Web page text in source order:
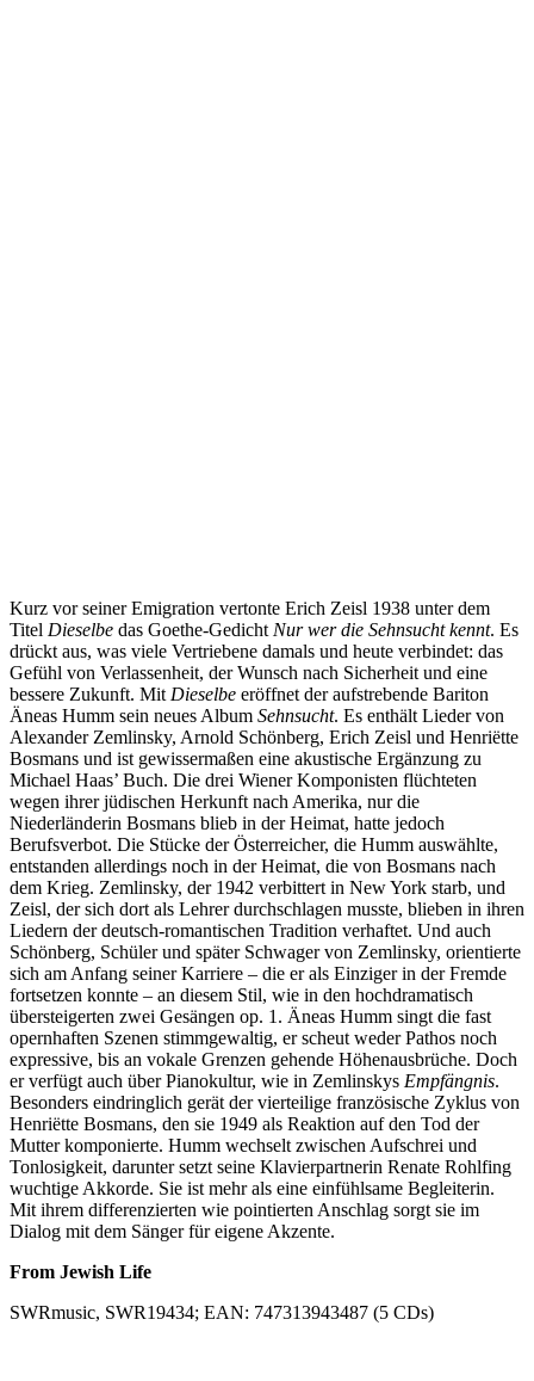
Kurz vor seiner Emigration vertonte Erich Zeisl 1938 unter dem
Titel Dieselbe das Goethe-Gedicht Nur wer die Sehnsucht kennt. Es
drückt aus, was viele Vertriebene damals und heute verbindet: das
Gefühl von Verlassenheit, der Wunsch nach Sicherheit und eine
bessere Zukunft. Mit Dieselbe eröffnet der aufstrebende Bariton
Äneas Humm sein neues Album Sehnsucht. Es enthält Lieder von
Alexander Zemlinsky, Arnold Schönberg, Erich Zeisl und Henriëtte
Bosmans und ist gewissermaßen eine akustische Ergänzung zu
Michael Haas’ Buch. Die drei Wiener Komponisten flüchteten
wegen ihrer jüdischen Herkunft nach Amerika, nur die
Niederländerin Bosmans blieb in der Heimat, hatte jedoch
Berufsverbot. Die Stücke der Österreicher, die Humm auswählte,
entstanden allerdings noch in der Heimat, die von Bosmans nach
dem Krieg. Zemlinsky, der 1942 verbittert in New York starb, und
Zeisl, der sich dort als Lehrer durchschlagen musste, blieben in ihren
Liedern der deutsch-romantischen Tradition verhaftet. Und auch
Schönberg, Schüler und später Schwager von Zemlinsky, orientierte
sich am Anfang seiner Karriere – die er als Einziger in der Fremde
fortsetzen konnte – an diesem Stil, wie in den hochdramatisch
übersteigerten zwei Gesängen op. 1. Äneas Humm singt die fast
opernhaften Szenen stimmgewaltig, er scheut weder Pathos noch
expressive, bis an vokale Grenzen gehende Höhenausbrüche. Doch
er verfügt auch über Pianokultur, wie in Zemlinskys Empfängnis.
Besonders eindringlich gerät der vierteilige französische Zyklus von
Henriëtte Bosmans, den sie 1949 als Reaktion auf den Tod der
Mutter komponierte. Humm wechselt zwischen Aufschrei und
Tonlosigkeit, darunter setzt seine Klavierpartnerin Renate Rohlfing
wuchtige Akkorde. Sie ist mehr als eine einfühlsame Begleiterin.
Mit ihrem differenzierten wie pointierten Anschlag sorgt sie im
Dialog mit dem Sänger für eigene Akzente.
From Jewish Life
SWRmusic, SWR19434; EAN: 747313943487 (5 CDs)